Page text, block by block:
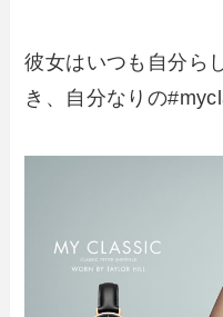
彼女はいつも自分ら
き、自分なりの